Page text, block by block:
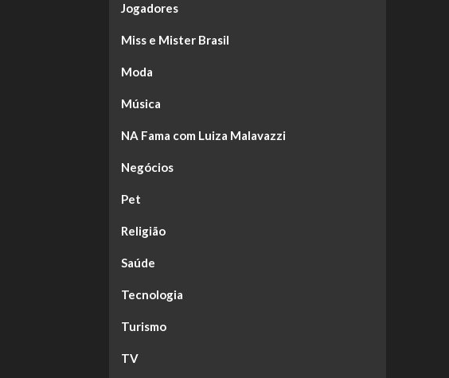
Jogadores
Miss e Mister Brasil
Moda
Música
NA Fama com Luiza Malavazzi
Negócios
Pet
Religião
Saúde
Tecnologia
Turismo
TV